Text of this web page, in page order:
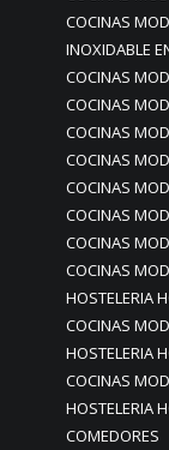
COCINAS
INOXIDABLE
COCINAS
COCINAS
COCINAS
COCINAS
COCINAS
COCINAS
COCINAS
COCINAS
HOSTELERIA
COCINAS
HOSTELERIA
COCINAS
HOSTELERIA
COMEDORES